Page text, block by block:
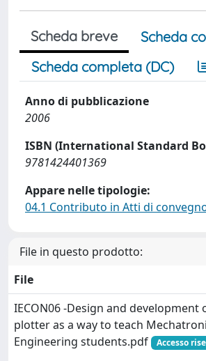
Scheda breve
Scheda
Scheda completa (DC)
Anno di pubblicazione
2006
ISBN (International Standard
9781424401369
Appare nelle tipologie:
04.1 Contributo in Atti di
File in questo prodotto:
File
IECON06 -Design and development
plotter as a way to teach
Engineering students.pdf
Accesso